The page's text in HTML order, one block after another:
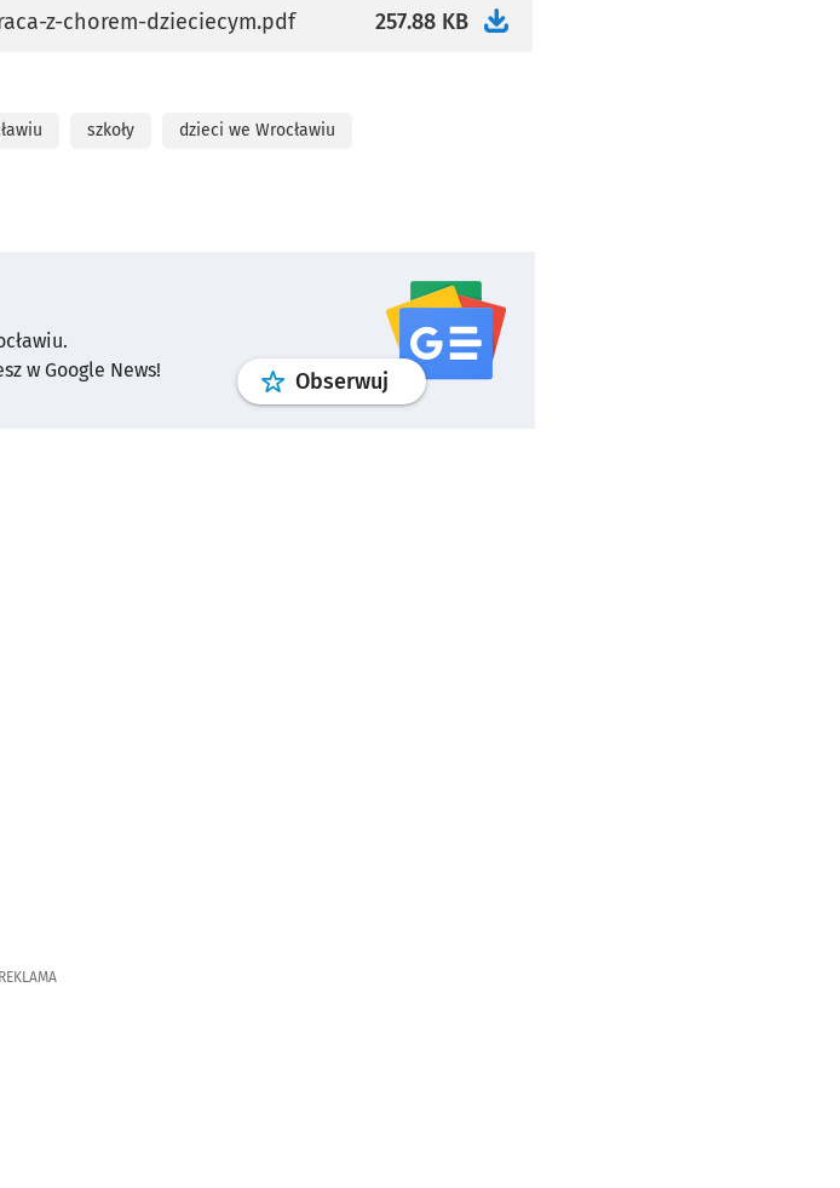
z-chorem-dzieciecym.pdf 257.88 KB
szkoły dzieci we Wrocławiu
w Google News!
Obserwuj profilgoogle news
REKLAMA